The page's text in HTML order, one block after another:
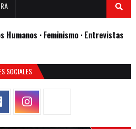
Humanos · Feminismo · Entrevistas
SOCIALES